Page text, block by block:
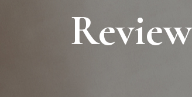
Review